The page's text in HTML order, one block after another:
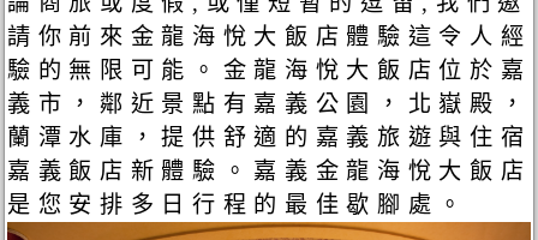
請你前來金龍海悅大飯店體驗這令人經
驗的無限可能。金龍海悅大飯店位於嘉
義市，鄰近景點有嘉義公園，北嶽殿，
蘭潭水庫，提供舒適的嘉義旅遊與住宿
嘉義飯店新體驗。嘉義金龍海悅大飯店
是您安排多日行程的最佳歇腳處。